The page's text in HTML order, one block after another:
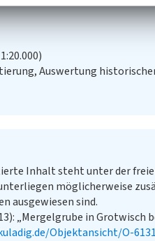
Auswertung
Inhalt steht unter der
möglicherweise
ausgewiesen sind.
„Mergelgrube in Grotwisch
Objektansicht/O-